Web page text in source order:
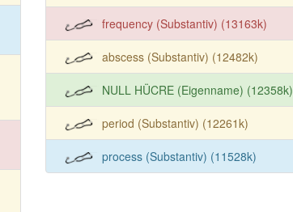
frequency (Substantiv) (13163k)
abscess (Substantiv) (12482k)
NULL HÜCRE (Eigenname) (12358k)
period (Substantiv) (12261k)
process (Substantiv) (11528k)